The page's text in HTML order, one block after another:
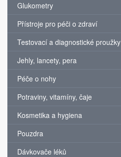
Glukometry
Přístroje pro péči o zdraví
Testovací a diagnostické proužky
Jehly, lancety, pera
Péče o nohy
Potraviny, vitamíny, čaje
Kosmetika a hygiena
Pouzdra
Dávkovače léků